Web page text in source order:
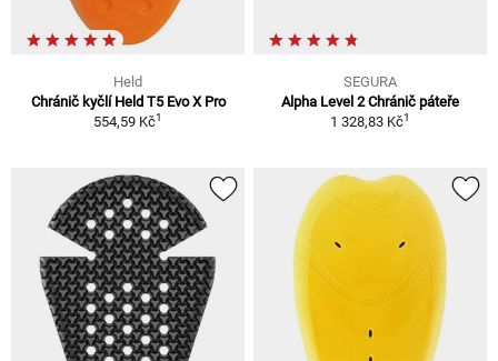
Held
Chránič kyčlí Held T5 Evo X Pro
554,59 Kč1
SEGURA
Alpha Level 2 Chránič páteře
1 328,83 Kč1